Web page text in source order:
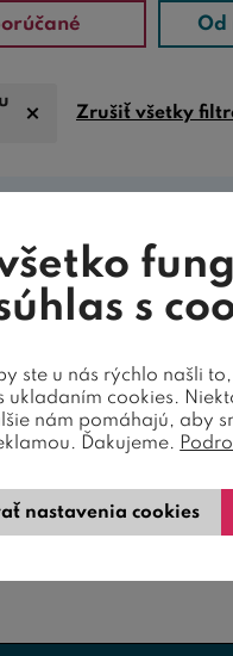
Od
Zrušiť všetky
Tomuto filtru vo
s
ste u nás rýchlo našli
ukladaním cookies.
nám pomáhajú, aby
Ďakujeme.
nastavenia cookies